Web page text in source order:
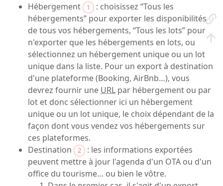
Hébergement 1
: choisissez “Tous les
hébergements” pour exporter les disponibilités
de tous vos hébergements, “Tous les lots” pour
n'exporter que les hébergements en lots, ou
sélectionnez un hébergement unique ou un lot
unique dans la liste. Pour un export à destination
d'une plateforme (Booking, AirBnb…), vous
devrez fournir une URL par hébergement ou par
lot et donc sélectionner ici un hébergement
unique ou un lot unique, le choix dépendant de la
façon dont vous vendez vos hébergements sur
ces plateformes.
Destination
2
: les informations exportées
peuvent mettre à jour l'agenda d'un OTA ou d'un
office du tourisme… ou bien le vôtre.